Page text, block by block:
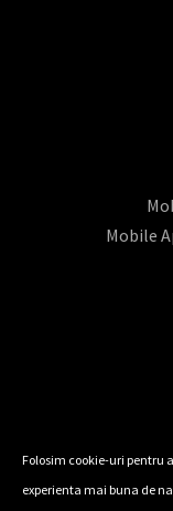
Mobile
Folosim cookie-uri pentru
experienta mai buna de